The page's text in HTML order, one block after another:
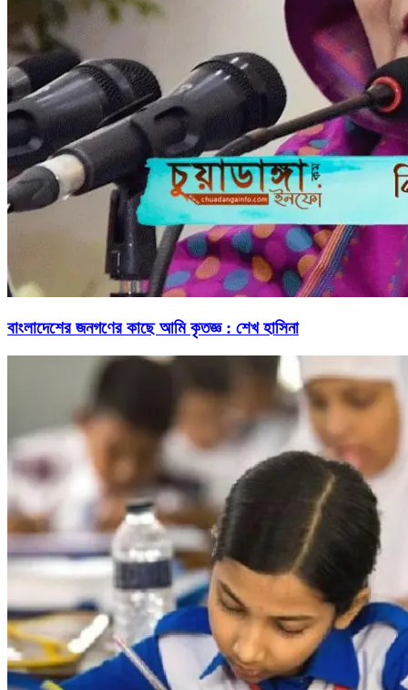
বাংলাদেশের জনগণের কাছে আমি কৃতজ্ঞ : শেখ হাসিনা